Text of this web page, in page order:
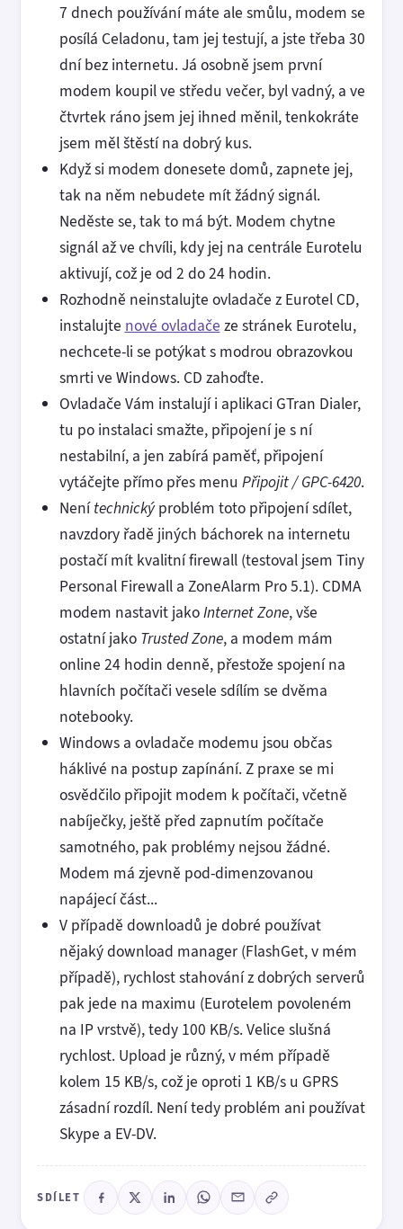
7 dnech používání máte ale smůlu, modem se
posílá Celadonu, tam jej testují, a jste třeba 30
dní bez internetu. Já osobně jsem první
modem koupil ve středu večer, byl vadný, a ve
čtvrtek ráno jsem jej ihned měnil, tenkokráte
jsem měl štěstí na dobrý kus.
Když si modem donesete domů, zapnete jej,
tak na něm nebudete mít žádný signál.
Neděste se, tak to má být. Modem chytne
signál až ve chvíli, kdy jej na centrále Eurotelu
aktivují, což je od 2 do 24 hodin.
Rozhodně neinstalujte ovladače z Eurotel CD,
instalujte nové ovladače ze stránek Eurotelu,
nechcete-li se potýkat s modrou obrazovkou
smrti ve Windows. CD zahoďte.
Ovladače Vám instalují i aplikaci GTran Dialer,
tu po instalaci smažte, připojení je s ní
nestabilní, a jen zabírá paměť, připojení
vytáčejte přímo přes menu Připojit / GPC-6420.
Nenítechnickýproblém toto připojení sdílet,
navzdory řadě jiných báchorek na internetu
postačí mít kvalitní firewall (testoval jsem Tiny
Personal Firewall a ZoneAlarm Pro 5.1). CDMA
modem nastavit jakoInternet Zone, vše
ostatní jako Trusted Zone, a modem mám
online 24 hodin denně, přestože spojení na
hlavních počítači vesele sdílím se dvěma
notebooky.
Windows a ovladače modemu jsou občas
háklivé na postup zapínání. Z praxe se mi
osvědčilo připojit modem k počítači, včetně
nabíječky, ještě před zapnutím počítače
samotného, pak problémy nejsou žádné.
Modem má zjevně pod-dimenzovanou
napájecí část...
V případě downloadů je dobré používat
nějaký download manager (FlashGet, v mém
případě), rychlost stahování z dobrých serverů
pak jede na maximu (Eurotelem povoleném
na IP vrstvě), tedy 100 KB/s. Velice slušná
rychlost. Upload je různý, v mém případě
kolem 15 KB/s, což je oproti 1 KB/s u GPRS
zásadní rozdíl. Není tedy problém ani používat
Skype a EV-DV.
SDÍLET